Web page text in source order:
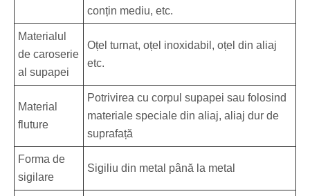
conțin mediu, etc.
Materialul
de caroserie
al supapei
Oțel turnat, oțel inoxidabil, oțel din aliaj
etc.
Material
fluture
Potrivirea cu corpul supapei sau folosind
materiale speciale din aliaj, aliaj dur de
suprafață
Forma de
sigilare
Sigiliu din metal până la metal